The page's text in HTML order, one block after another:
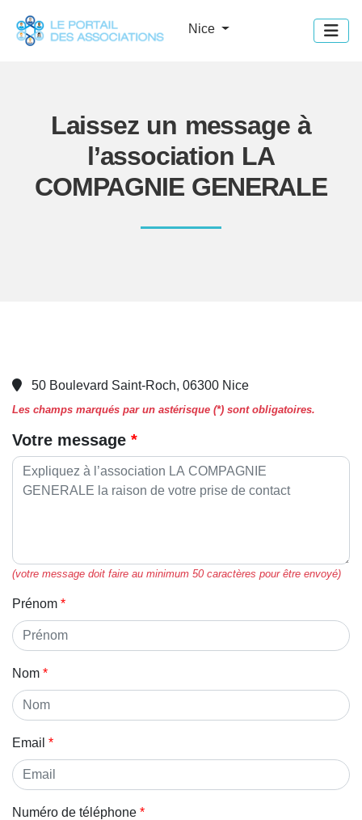
Nice
Laissez un message à
l’association LA
COMPAGNIE GENERALE
50 Boulevard Saint-Roch, 06300 Nice
Les champs marqués par un astérisque (*) sont obligatoires.
Votre message
(votre message doit faire au minimum 50 caractères pour être envoyé)
Prénom
Nom
Email
Numéro de téléphone